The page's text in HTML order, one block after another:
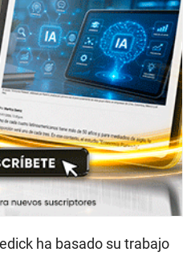
ha basado su trabajo